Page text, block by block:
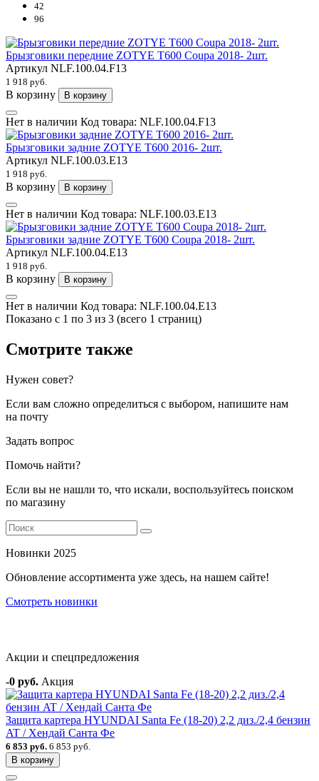
42
96
Брызговики передние ZOTYE T600 Coupa 2018- 2шт.
Артикул NLF.100.04.F13
1 918 руб.
В корзину В корзину
Нет в наличии Код товара: NLF.100.04.F13
Брызговики задние ZOTYE T600 2016- 2шт.
Артикул NLF.100.03.E13
1 918 руб.
В корзину В корзину
Нет в наличии Код товара: NLF.100.03.E13
Брызговики задние ZOTYE T600 Coupa 2018- 2шт.
Артикул NLF.100.04.E13
1 918 руб.
В корзину В корзину
Нет в наличии Код товара: NLF.100.04.E13
Показано с 1 по 3 из 3 (всего 1 страниц)
Смотрите также
Нужен совет?
Если вам сложно определиться с выбором, напишите нам
на почту
Задать вопрос
Помочь найти?
Если вы не нашли то, что искали, воспользуйтесь поиском
по магазину
Новинки 2025
Обновление ассортимента уже здесь, на нашем сайте!
Смотреть новинки
Акции и спецпредложения
-0 руб. Акция
Защита картера HYUNDAI Santa Fe (18-20) 2,2 диз./2,4 бензин
AT / Хендай Санта Фе
6 853 руб. 6 853 руб.
В корзину